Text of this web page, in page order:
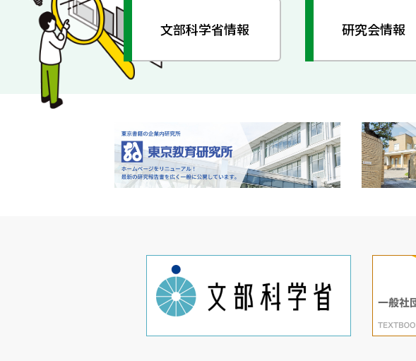
文部科学省情報 研究会情報